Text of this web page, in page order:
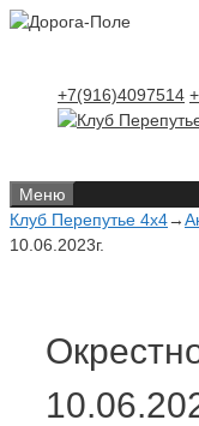
Перейти
Перейти
+7(916)4097514
Меню
Клуб Перепутье 4x4→
10.06.2023г.